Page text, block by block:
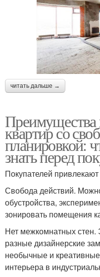
читать дальше →
Преимущества
квартир со
планировкой:
знать перед
Покупателей
Свобода действий.
обустройства,
зонировать помещения
Нет межкомнатных стен.
разные дизайнерские
необычные и
интерьера в